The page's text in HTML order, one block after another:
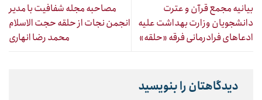
بیانیه مجمع قرآن و عترت
دانشجویان وزارت بهداشت علیه
ادعاهای فرادرمانی فرقه «حلقه»
مصاحبه مجله شفافیت با مدیر
انجمن نجات از حلقه حجت الاسلام
محمد رضا انهاری
دیدگاهتان را بنویسید